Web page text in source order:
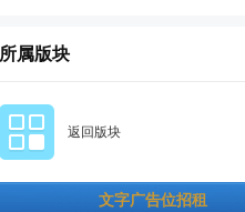
所属版块
返回版块
文字广告位招租